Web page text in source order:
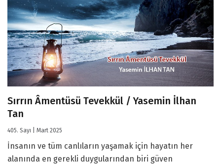
Sırrın Âmentüsü Tevekkül / Yasemin İlhan
Tan
405. Sayı | Mart 2025
İnsanın ve tüm canlıların yaşamak için hayatın her
alanında en gerekli duygularından biri güven